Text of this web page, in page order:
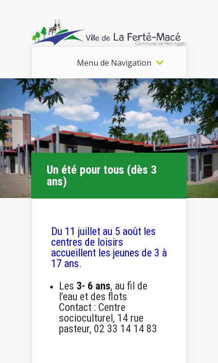
Menu de Navigation
Un été pour tous (dès 3
ans)
Du 11 juillet au 5 août les
centres de loisirs
accueillent les jeunes de 3 à
17 ans.
Les 3- 6 ans, au fil de
l’eau et des flots
Contact : Centre
socioculturel, 14 rue
pasteur, 02 33 14 14 83